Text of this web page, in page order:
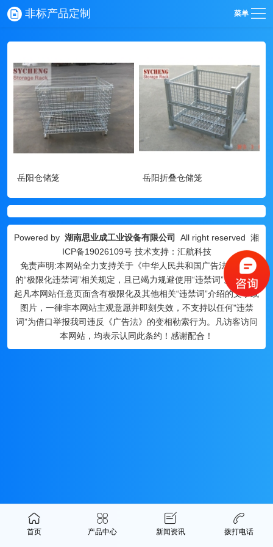
非标产品定制 菜单
岳阳仓储笼 岳阳折叠仓储笼
Powered by 湖南思业成工业设备有限公司 All right reserved 湘
ICP备19026109号技术支持：汇航科技
免责声明:本网站全力支持关于《中华人民共和国广告法》实施
的“极限化违禁词”相关规定，且已竭力规避使用“违禁词”。故即日
起凡本网站任意页面含有极限化及其他相关“违禁词”介绍的文字或
图片，一律非本网站主观意愿并即刻失效，不支持以任何"违禁
词”为借口举报我司违反《广告法》的变相勒索行为。凡访客访问
本网站，均表示认同此条约！感谢配合！
首页 产品中心 新闻资讯 拨打电话